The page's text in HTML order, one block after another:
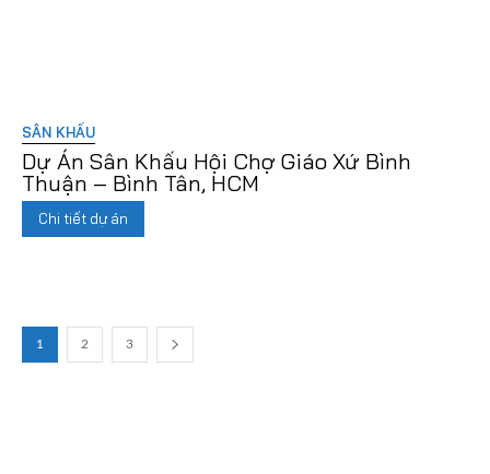
SÂN KHẤU
Dự Án Sân Khấu Hội Chợ Giáo Xứ Bình
Thuận – Bình Tân, HCM
Chi tiết dự án
1 2 3